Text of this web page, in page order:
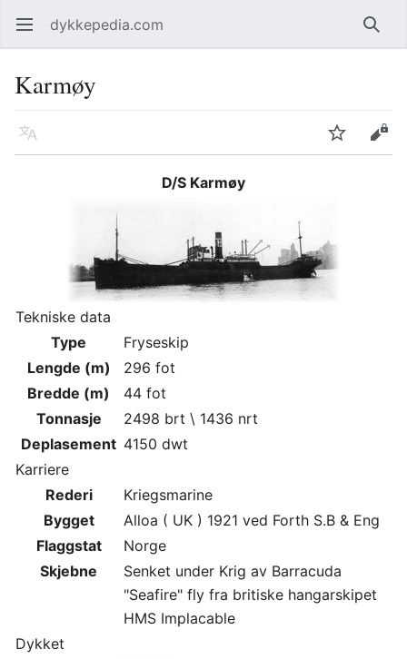
Åpne hovedmenyen dykkepedia.com Søk
Karmøy
Språk Overvåk Rediger
D/S Karmøy
Tekniske data
Type
Fryseskip
Lengde (m)
296 fot
Bredde (m)
44 fot
Tonnasje
2498 brt \ 1436 nrt
Deplasement 4150 dwt
Karriere
Rederi
Kriegsmarine
Bygget
Alloa ( UK ) 1921 ved Forth S.B & Eng
Flaggstat
Norge
Skjebne
Senket under Krig av Barracuda
"Seafire" fly fra britiske hangarskipet
HMS Implacable
Dykket